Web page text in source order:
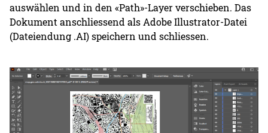
auswählen und in den «Path»-Layer verschieben. Das
Dokument anschliessend als Adobe Illustrator-Datei
(Dateiendung .AI) speichern und schliessen.